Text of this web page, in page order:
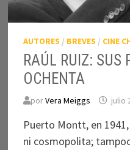
AUTORES / BREVES / CINE
RAÚL RUIZ: SUS
OCHENTA
porVera Meiggs julio
Puerto Montt, en
ni cosmopolita;